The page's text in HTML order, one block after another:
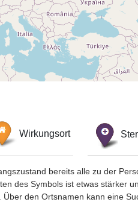
Wirkungsort
bereits alle zu der
des Symbols ist etwas stärker
den Ortsnamen kann eine